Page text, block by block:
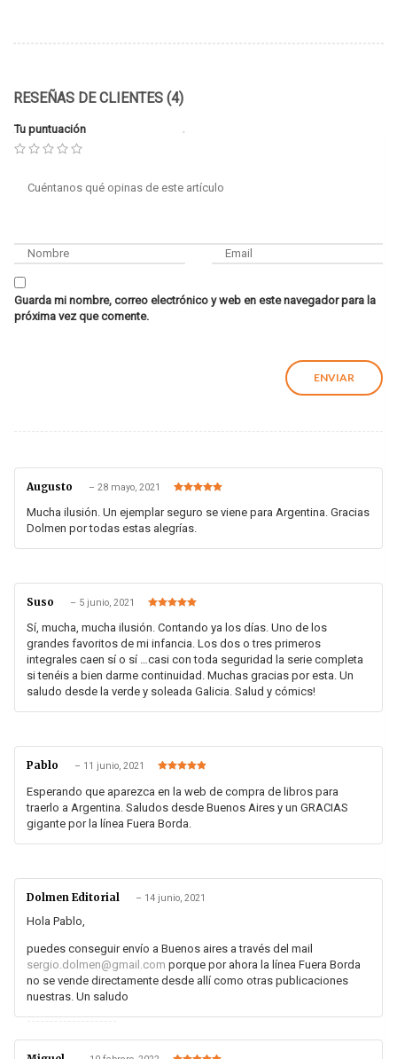
RESEÑAS DE CLIENTES (4)
Tu puntuación
Guarda mi nombre, correo electrónico y web en este navegador para la
próxima vez que comente.
Augusto – 28 mayo, 2021
de 5
Mucha ilusión. Un ejemplar seguro se viene para Argentina. Gracias
Dolmen por todas estas alegrías.
Suso – 5 junio, 2021
de 5
Sí, mucha, mucha ilusión. Contando ya los días. Uno de los
grandes favoritos de mi infancia. Los dos o tres primeros
integrales caen sí o sí …casi con toda seguridad la serie completa
si tenéis a bien darme continuidad. Muchas gracias por esta. Un
saludo desde la verde y soleada Galicia. Salud y cómics!
Pablo – 11 junio, 2021
de 5
Esperando que aparezca en la web de compra de libros para
traerlo a Argentina. Saludos desde Buenos Aires y un GRACIAS
gigante por la línea Fuera Borda.
Dolmen Editorial – 14 junio, 2021
Hola Pablo,
puedes conseguir envío a Buenos aires a través del mail
sergio.dolmen@gmail.com porque por ahora la línea Fuera Borda
no se vende directamente desde allí como otras publicaciones
nuestras. Un saludo